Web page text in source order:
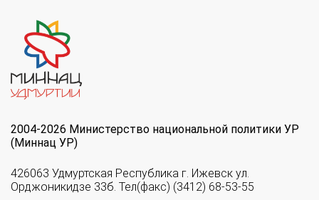
2004-2026 Министерство национальной политики УР
(Миннац УР)
426063 Удмуртская Республика г. Ижевск ул.
Орджоникидзе 33б. Тел(факс) (3412) 68-53-55